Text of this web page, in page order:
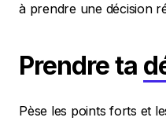
à prendre une décision
Prendre ta
Pèse les points forts et